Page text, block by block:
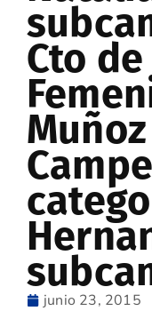
Cto
junio 23, 2015